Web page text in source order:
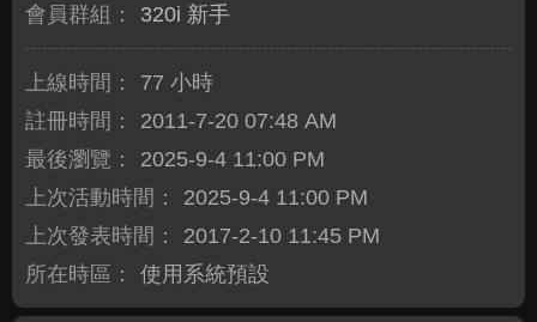
會員群組： 320i 新手
上線時間：
77 小時
註冊時間：
2011-7-20 07:48 AM
最後瀏覽：
2025-9-4 11:00 PM
上次活動時間：
2025-9-4 11:00 PM
上次發表時間：
2017-2-10 11:45 PM
所在時區：
使用系統預設